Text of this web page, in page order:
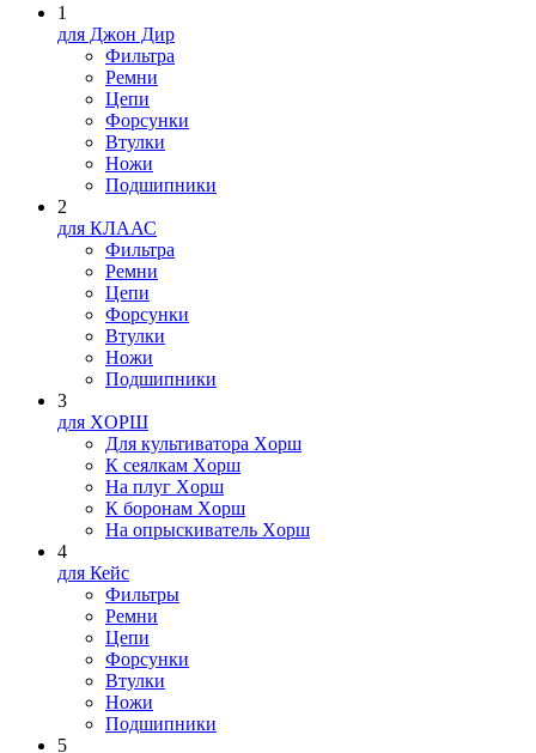
1
для Джон Дир
Фильтра
Ремни
Цепи
Форсунки
Втулки
Ножи
Подшипники
2
для КЛААС
Фильтра
Ремни
Цепи
Форсунки
Втулки
Ножи
Подшипники
3
для XOPШ
Для культиватора Xopш
К сеялкам Xopш
На плуг Xopш
К боронам Xopш
На опрыскиватель Xopш
4
для Кейс
Фильтры
Ремни
Цепи
Форсунки
Втулки
Ножи
Подшипники
5